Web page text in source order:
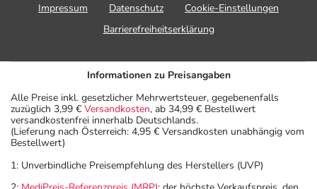
Impressum
Datenschutz
Cookie-Einstellungen
Barrierefreiheitserklärung
Informationen zu Preisangaben
Alle Preise inkl. gesetzlicher Mehrwertsteuer, gegebenenfalls
zuzüglich 3,99 € Versandkosten, ab 34,99 € Bestellwert
versandkostenfrei innerhalb Deutschlands.
(Lieferung nach Österreich: 4,95 € Versandkosten unabhängig vom
Bestellwert)
1: Unverbindliche Preisempfehlung des Herstellers (UVP)